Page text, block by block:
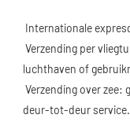
Internationale
luchthaven of
deur-tot-deur service.